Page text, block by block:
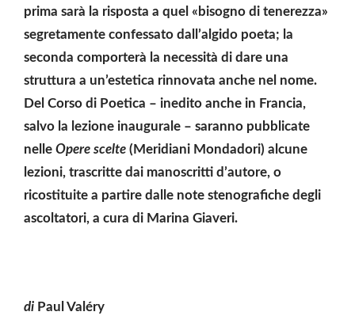
prima sarà la risposta a quel «bisogno di tenerezza»
segretamente confessato dall’algido poeta; la
seconda comporterà la necessità di dare una
struttura a un’estetica rinnovata anche nel nome.
Del Corso di Poetica – inedito anche in Francia,
salvo la lezione inaugurale – saranno pubblicate
nelle Opere scelte (Meridiani Mondadori) alcune
lezioni, trascritte dai manoscritti d’autore, o
ricostituite a partire dalle note stenografiche degli
ascoltatori, a cura di Marina Giaveri.
di Paul Valéry